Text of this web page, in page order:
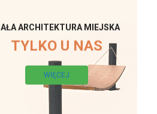
ARCHITEKTURA MIEJSKA
TYLKO U NAS
WIĘCEJ